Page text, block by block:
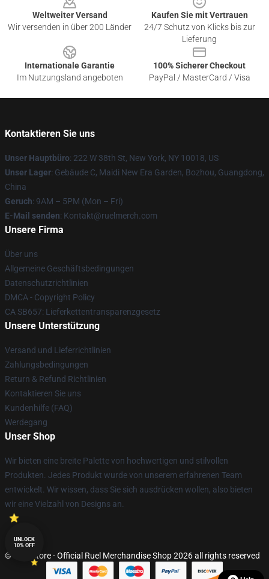
Weltweiter Versand
Wir versenden in über 200 Länder
Kaufen Sie mit Vertrauen
24/7 Schutz von Klicks bis zur
Lieferung
Internationale Garantie
Im Nutzungsland angeboten
100% Sicherer Checkout
PayPal / MasterCard / Visa
Kontaktieren Sie uns
Unser Hauptbüro: 222 W 38th St, New York, NY 10018, US
Unser Lager: Gebäude C, Maidi New Era Garden, Bozhou, Guangdong,
China
Geruch: 9AM – 5PM (Mon – Fri)
E-Mail senden: Kontakt@ruelmerch.com
Unsere Firma
Über uns
Allgemeine Geschäftsbedingungen
Datenschutzrichtlinien
DMCA - Copyright Policy
CA SB657: Lieferkettentransparenzgesetz
Unsere Unterstützung
Versand und Lieferrichtlinien
Zahlungsbedingungen
Return & Refund Richtlinien
Kontaktieren Sie uns
Kundenhilfe (FAQ)
Werdegang
Unser Shop
Wir bieten eine breite Palette von hochwertigen und stilvollen
Produkten. Jedes Produkt wurde von unserem erfahrenen Team
entwickelt. Wir wissen, dass Sie sich ausdrücken wollen, also bieten
wir eine Vielzahl von Designs an.
© Ruel Store - Official Ruel Merchandise Shop 2026 all rights reserved
UNLOCK
10% OFF